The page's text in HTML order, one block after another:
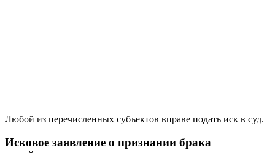
Любой из перечисленных субъектов вправе подать иск в суд.
Исковое заявление о признании брака